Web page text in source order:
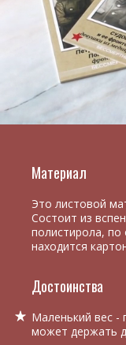
Материал
Это листовой
Состоит из
полистирола,
находится
Достоинства
Маленький вес -
может держать